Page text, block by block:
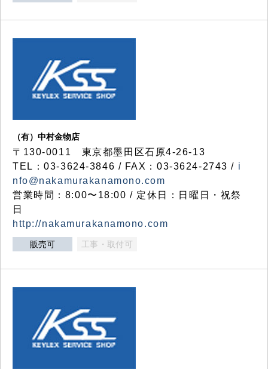
（有）中村金物店
〒130-0011 東京都墨田区石原4-26-13
TEL：03-3624-3846 / FAX：03-3624-2743 / i
nfo@nakamurakanamono.com
営業時間：8:00〜18:00 / 定休日：日曜日・祝祭
日
http://nakamurakanamono.com
販売可 工事・取付可